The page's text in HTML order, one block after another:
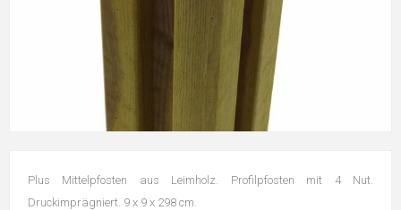
Plus Mittelpfosten aus Leimholz. Profilpfosten mit 4 Nut.
Druckimprägniert. 9 x 9 x 298 cm.